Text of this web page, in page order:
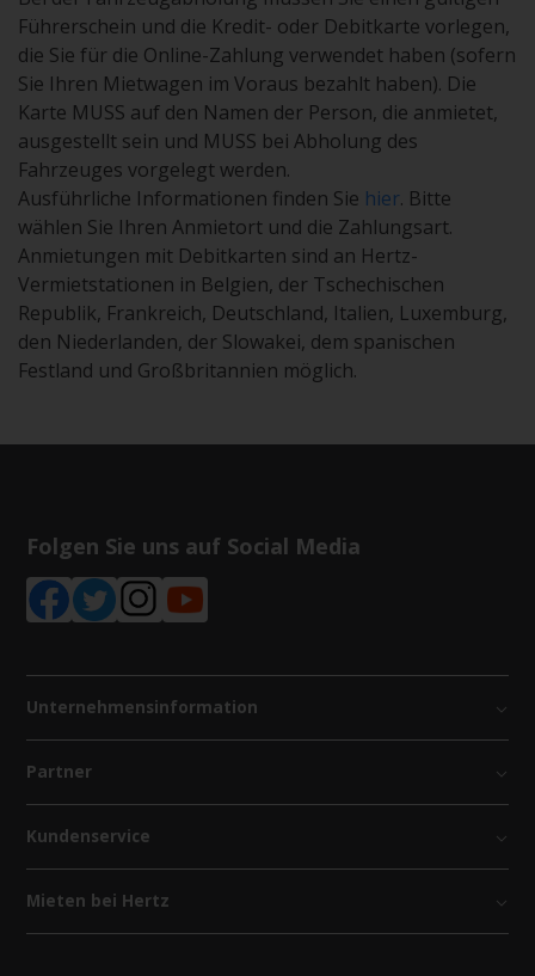
Führerschein und die Kredit- oder Debitkarte vorlegen,
die Sie für die Online-Zahlung verwendet haben (sofern
Sie Ihren Mietwagen im Voraus bezahlt haben). Die
Karte MUSS auf den Namen der Person, die anmietet,
ausgestellt sein und MUSS bei Abholung des
Fahrzeuges vorgelegt werden.
Ausführliche Informationen finden Sie hier. Bitte
wählen Sie Ihren Anmietort und die Zahlungsart.
Anmietungen mit Debitkarten sind an Hertz-
Vermietstationen in Belgien, der Tschechischen
Republik, Frankreich, Deutschland, Italien, Luxemburg,
den Niederlanden, der Slowakei, dem spanischen
Festland und Großbritannien möglich.
Folgen Sie uns auf Social Media
Unternehmensinformation
Partner
Kundenservice
Mieten bei Hertz